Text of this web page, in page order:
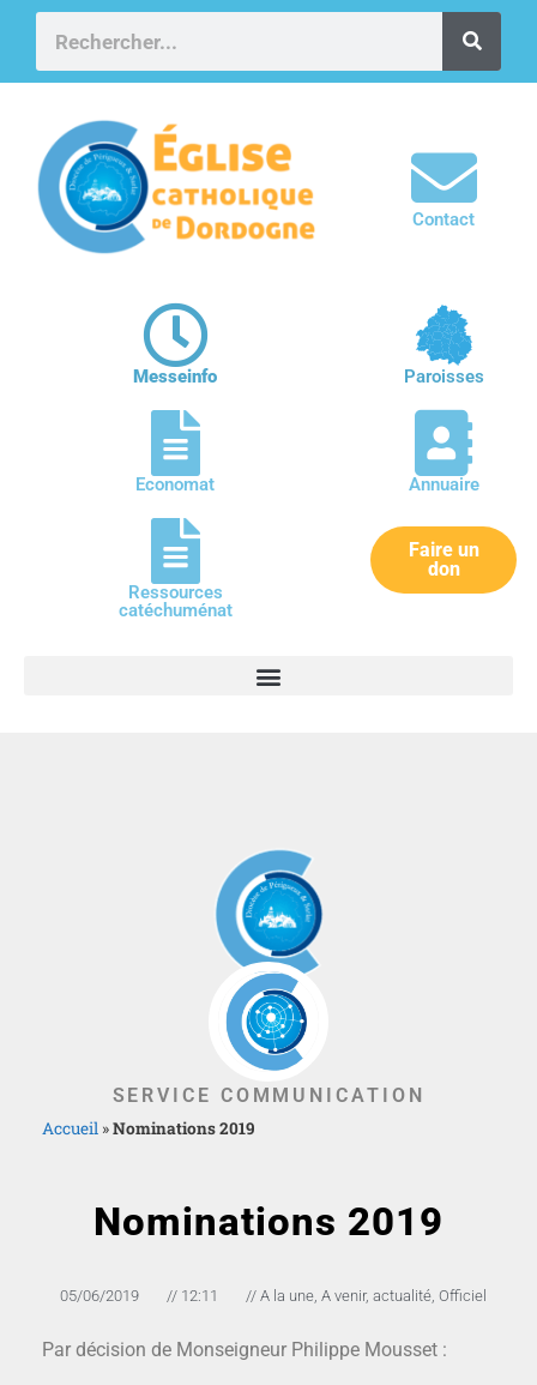
Contact
Messeinfo Paroisses
Economat Annuaire
Ressources
catéchuménat
Faire un
don
SERVICE COMMUNICATION
Accueil »Nominations 2019
Nominations 2019
05/06/2019 // 12:11 // A la une, A venir, actualité, Officiel
Par décision de Monseigneur Philippe Mousset :